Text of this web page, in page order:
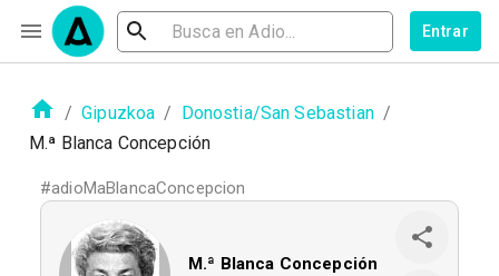
Entrar
/ Gipuzkoa / Donostia/San Sebastian /
M.ª Blanca Concepción
#adioMaBlancaConcepcion
M.ª Blanca Concepción